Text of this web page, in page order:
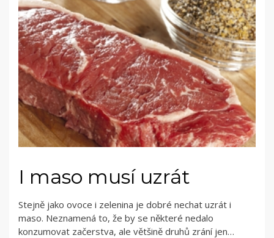
I maso musí uzrát
Stejně jako ovoce i zelenina je dobré nechat uzrát i
maso. Neznamená to, že by se některé nedalo
konzumovat začerstva, ale většině druhů zrání jen…